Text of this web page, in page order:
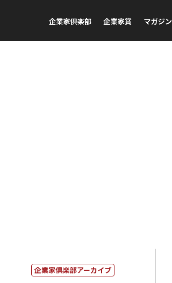
企業家倶楽部 企業家賞 マガジン
企業家倶楽部アーカイブ